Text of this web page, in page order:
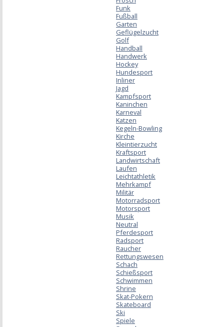
Funk
Fußball
Garten
Geflügelzucht
Golf
Handball
Handwerk
Hockey
Hundesport
Inliner
Jagd
Kampfsport
Kaninchen
Karneval
Katzen
Kegeln-Bowling
Kirche
Kleintierzucht
Kraftsport
Landwirtschaft
Laufen
Leichtathletik
Mehrkampf
Militär
Motorradsport
Motorsport
Musik
Neutral
Pferdesport
Radsport
Raucher
Rettungswesen
Schach
Schießsport
Schwimmen
Shrine
Skat-Pokern
Skateboard
Ski
Spiele